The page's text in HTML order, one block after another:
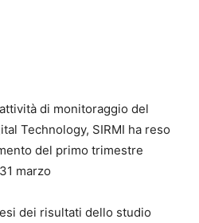
di monitoraggio del
Technology, SIRMI ha reso
del primo trimestre
marzo
dei risultati dello studio